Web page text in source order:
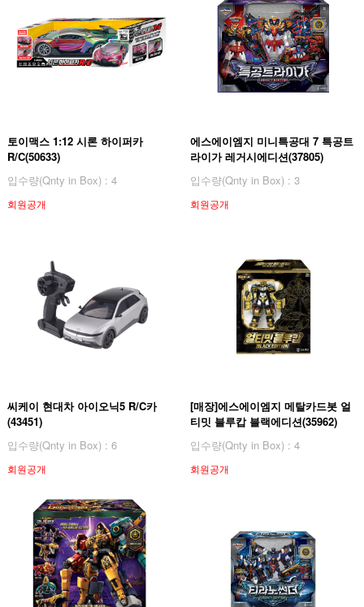
토이맥스 1:12 시론 하이퍼카
R/C(50633)
입수량(Qnty in Box) : 4
회원공개
에스에이엠지 미니특공대 7 특공트
라이가 레거시에디션(37805)
입수량(Qnty in Box) : 3
회원공개
씨케이 현대차 아이오닉5 R/C카
(43451)
입수량(Qnty in Box) : 6
회원공개
[매장]에스에이엠지 메탈카드봇 얼
티밋 블루캅 블랙에디션(35962)
입수량(Qnty in Box) : 4
회원공개